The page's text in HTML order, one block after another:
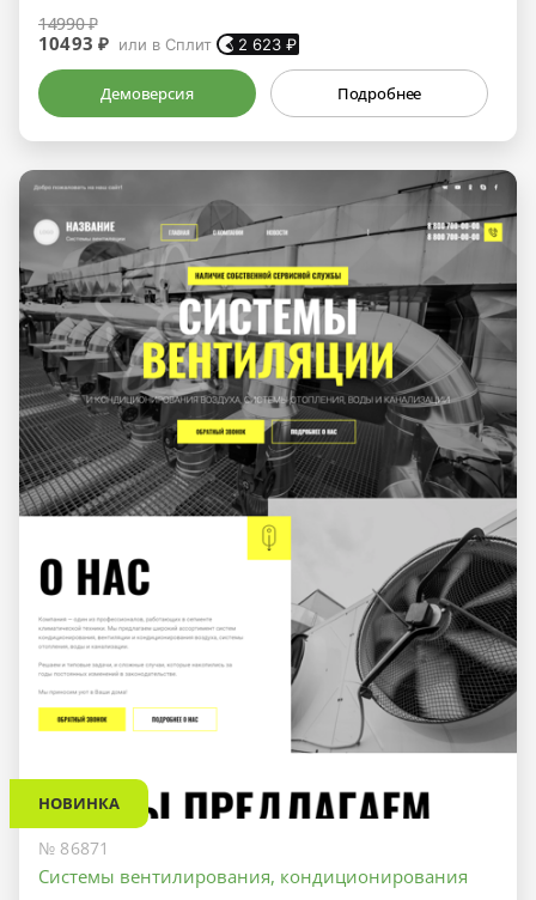
14990 ₽
10493 ₽ или в Сплит 2 623 ₽
Демоверсия Подробнее
НОВИНКА
№ 86871
Системы вентилирования, кондиционирования